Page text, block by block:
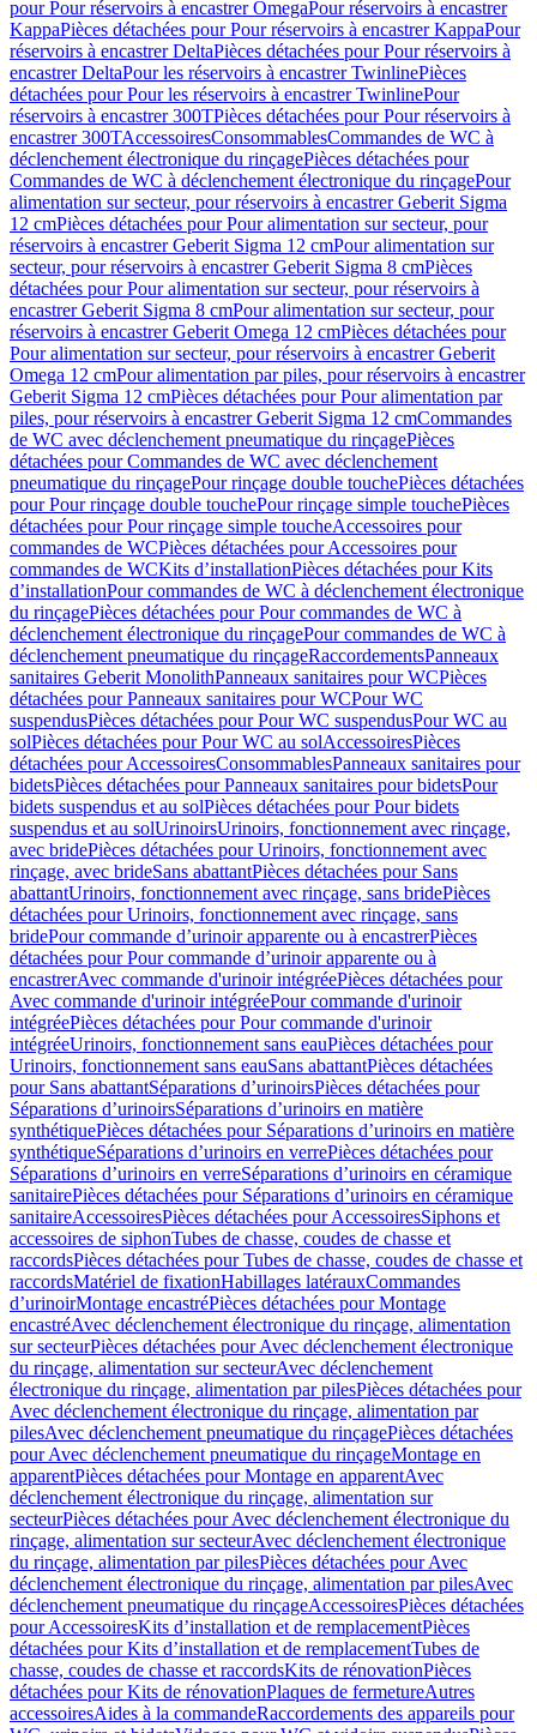
pour Pour réservoirs à encastrer OmegaPour réservoirs à encastrer
KappaPièces détachées pour Pour réservoirs à encastrer KappaPour
réservoirs à encastrer DeltaPièces détachées pour Pour réservoirs à
encastrer DeltaPour les réservoirs à encastrer TwinlinePièces
détachées pour Pour les réservoirs à encastrer TwinlinePour
réservoirs à encastrer 300TPièces détachées pour Pour réservoirs à
encastrer 300TAccessoiresConsommablesCommandes de WC à
déclenchement électronique du rinçagePièces détachées pour
Commandes de WC à déclenchement électronique du rinçagePour
alimentation sur secteur, pour réservoirs à encastrer Geberit Sigma
12 cmPièces détachées pour Pour alimentation sur secteur, pour
réservoirs à encastrer Geberit Sigma 12 cmPour alimentation sur
secteur, pour réservoirs à encastrer Geberit Sigma 8 cmPièces
détachées pour Pour alimentation sur secteur, pour réservoirs à
encastrer Geberit Sigma 8 cmPour alimentation sur secteur, pour
réservoirs à encastrer Geberit Omega 12 cmPièces détachées pour
Pour alimentation sur secteur, pour réservoirs à encastrer Geberit
Omega 12 cmPour alimentation par piles, pour réservoirs à encastrer
Geberit Sigma 12 cmPièces détachées pour Pour alimentation par
piles, pour réservoirs à encastrer Geberit Sigma 12 cmCommandes
de WC avec déclenchement pneumatique du rinçagePièces
détachées pour Commandes de WC avec déclenchement
pneumatique du rinçagePour rinçage double touchePièces détachées
pour Pour rinçage double touchePour rinçage simple touchePièces
détachées pour Pour rinçage simple toucheAccessoires pour
commandes de WCPièces détachées pour Accessoires pour
commandes de WCKits d’installationPièces détachées pour Kits
d’installationPour commandes de WC à déclenchement électronique
du rinçagePièces détachées pour Pour commandes de WC à
déclenchement électronique du rinçagePour commandes de WC à
déclenchement pneumatique du rinçageRaccordementsPanneaux
sanitaires Geberit MonolithPanneaux sanitaires pour WCPièces
détachées pour Panneaux sanitaires pour WCPour WC
suspendusPièces détachées pour Pour WC suspendusPour WC au
solPièces détachées pour Pour WC au solAccessoiresPièces
détachées pour AccessoiresConsommablesPanneaux sanitaires pour
bidetsPièces détachées pour Panneaux sanitaires pour bidetsPour
bidets suspendus et au solPièces détachées pour Pour bidets
suspendus et au solUrinoirsUrinoirs, fonctionnement avec rinçage,
avec bridePièces détachées pour Urinoirs, fonctionnement avec
rinçage, avec brideSans abattantPièces détachées pour Sans
abattantUrinoirs, fonctionnement avec rinçage, sans bridePièces
détachées pour Urinoirs, fonctionnement avec rinçage, sans
bridePour commande d’urinoir apparente ou à encastrerPièces
détachées pour Pour commande d’urinoir apparente ou à
encastrerAvec commande d'urinoir intégréePièces détachées pour
Avec commande d'urinoir intégréePour commande d'urinoir
intégréePièces détachées pour Pour commande d'urinoir
intégréeUrinoirs, fonctionnement sans eauPièces détachées pour
Urinoirs, fonctionnement sans eauSans abattantPièces détachées
pour Sans abattantSéparations d’urinoirsPièces détachées pour
Séparations d’urinoirsSéparations d’urinoirs en matière
synthétiquePièces détachées pour Séparations d’urinoirs en matière
synthétiqueSéparations d’urinoirs en verrePièces détachées pour
Séparations d’urinoirs en verreSéparations d’urinoirs en céramique
sanitairePièces détachées pour Séparations d’urinoirs en céramique
sanitaireAccessoiresPièces détachées pour AccessoiresSiphons et
accessoires de siphonTubes de chasse, coudes de chasse et
raccordsPièces détachées pour Tubes de chasse, coudes de chasse et
raccordsMatériel de fixationHabillages latérauxCommandes
dʼurinoirMontage encastréPièces détachées pour Montage
encastréAvec déclenchement électronique du rinçage, alimentation
sur secteurPièces détachées pour Avec déclenchement électronique
du rinçage, alimentation sur secteurAvec déclenchement
électronique du rinçage, alimentation par pilesPièces détachées pour
Avec déclenchement électronique du rinçage, alimentation par
pilesAvec déclenchement pneumatique du rinçagePièces détachées
pour Avec déclenchement pneumatique du rinçageMontage en
apparentPièces détachées pour Montage en apparentAvec
déclenchement électronique du rinçage, alimentation sur
secteurPièces détachées pour Avec déclenchement électronique du
rinçage, alimentation sur secteurAvec déclenchement électronique
du rinçage, alimentation par pilesPièces détachées pour Avec
déclenchement électronique du rinçage, alimentation par pilesAvec
déclenchement pneumatique du rinçageAccessoiresPièces détachées
pour AccessoiresKits d’installation et de remplacementPièces
détachées pour Kits d’installation et de remplacementTubes de
chasse, coudes de chasse et raccordsKits de rénovationPièces
détachées pour Kits de rénovationPlaques de fermetureAutres
accessoiresAides à la commandeRaccordements des appareils pour